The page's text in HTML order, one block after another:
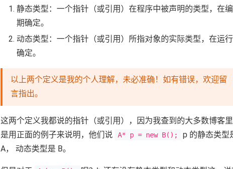
静态类型：一个指针（或引用）在程序中被声明的类型，在
期确定。
动态类型：一个指针（或引用）所指对象的实际类型，在运
确定。
以上两个定义是我的个人理解，未必准确！如有错误，欢迎留
言指出。
这两个定义我都说的指针（或引用），因为我查到的大多数博客
是用正面的例子来说明，他们说
A* p = new B();
p 的静态类型
A， 动态类型是 B。